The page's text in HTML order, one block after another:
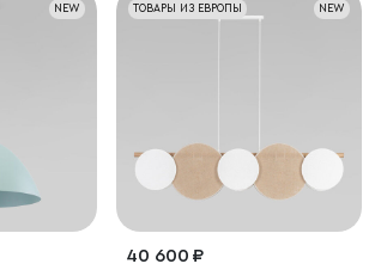
NEW NEW
ТОВАРЫ ИЗ ЕВРОПЫ
40 600 ₽